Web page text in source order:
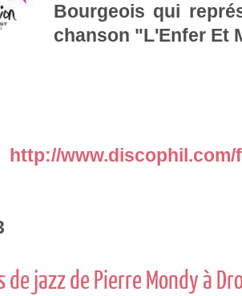
Bourgeois qui
chanson "L'Enfer Et
http://
de jazz de Pierre Mondy à